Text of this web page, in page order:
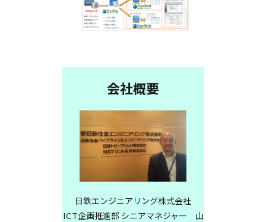
会社概要
日鉄エンジニアリング株式会社
ICT企画推進部 シニアマネジャー 山